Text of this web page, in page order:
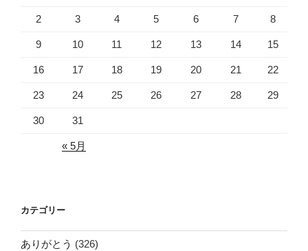
2 3 4 5 6 7 8
9 10 11 12 13 14 15
16 17 18 19 20 21 22
23 24 25 26 27 28 29
30 31
« 5月
カテゴリー
ありがとう (326)